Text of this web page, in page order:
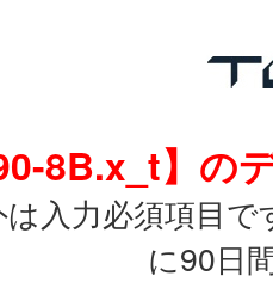
8B.x_t】の
入力必須項目
に90日